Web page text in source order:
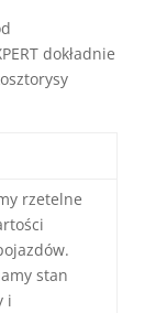
dokładnie
rzetelne
stan
i